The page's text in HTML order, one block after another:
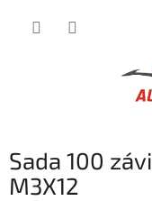
Sada 100
M3X12